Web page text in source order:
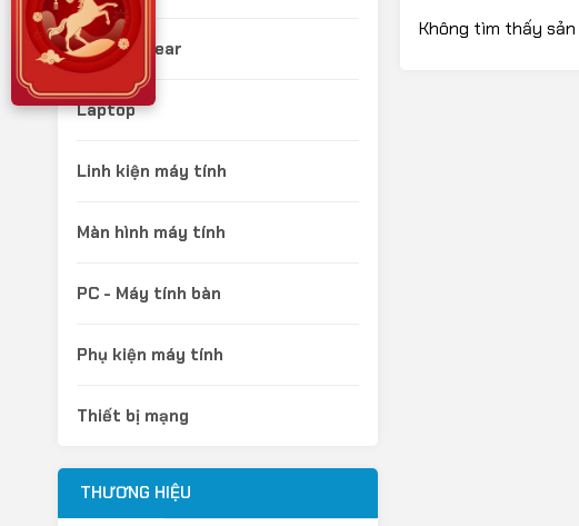
Gaming Gear
Laptop
Linh kiện máy tính
Màn hình máy tính
PC - Máy tính bàn
Phụ kiện máy tính
Thiết bị mạng
THƯƠNG HIỆU
Không tìm thấy